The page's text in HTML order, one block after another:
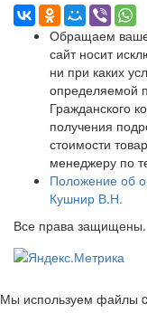
Обращаем ваше
сайт носит
ни при каких
определяемой
Гражданского
получения
стоимости
менеджеру по
Положение об
Кушнир В.Н.
Все права защищены.
Мы используем файлы